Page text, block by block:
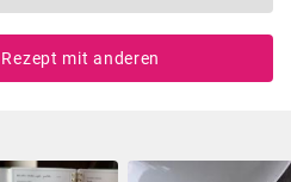
mit anderen